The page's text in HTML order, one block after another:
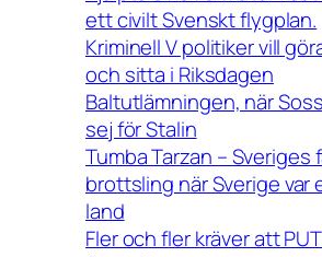
ett civilt Svenskt flygplan.
Kriminell V politiker vill
och sitta i Riksdagen
Baltutlämningen, när
sej för Stalin
Tumba Tarzan – Sveriges
brottsling när Sverige
land
Fler och fler kräver att